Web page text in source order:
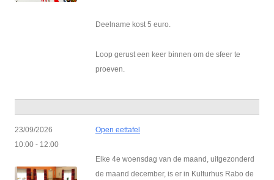
Deelname kost 5 euro.
Loop gerust een keer binnen om de sfeer te
proeven.
23/09/2026
10:00 - 12:00
Open eettafel
Elke 4e woensdag van de maand, uitgezonderd
de maand december, is er in Kulturhus Rabo de